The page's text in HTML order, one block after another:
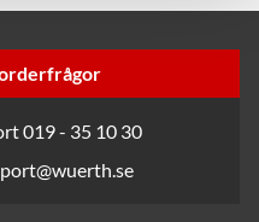
019 - 35 10 30